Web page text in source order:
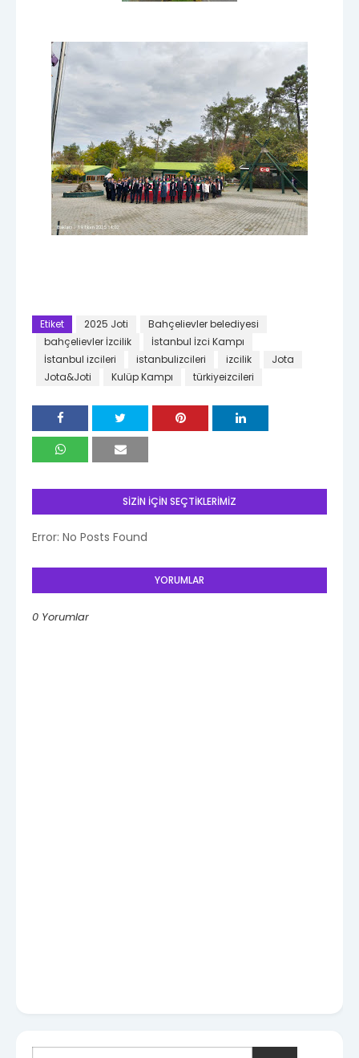
Etiket 2025 Joti
Bahçelievler belediyesi
bahçelievler İzcilik
İstanbul İzci Kampı
İstanbul izcileri
istanbulizcileri izcilik
Jota
Jota&Joti
Kulüp Kampı türkiyeizcileri
SİZİN İÇİN SEÇTİKLERİMİZ
Error: No Posts Found
YORUMLAR
0 Yorumlar